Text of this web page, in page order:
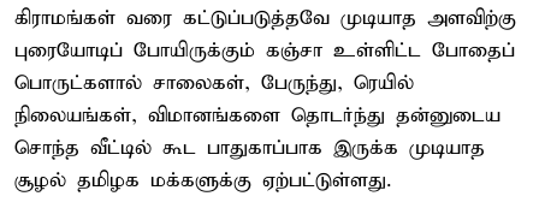
கிராமங்கள் வரை கட்டுப்படுத்தவே முடியாத அளவிற்கு
புரையோடிப் போயிருக்கும் கஞ்சா உள்ளிட்ட போதைப்
பொருட்களால் சாலைகள், பேருந்து, ரெயில்
நிலையங்கள், விமானங்களை தொடர்ந்து தன்னுடைய
சொந்த வீட்டில் கூட பாதுகாப்பாக இருக்க முடியாத
சூழல் தமிழக மக்களுக்கு ஏற்பட்டுள்ளது.